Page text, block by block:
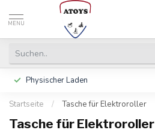
MENU
Physischer Laden
Startseite / Tasche für Elektroroller
Tasche für Elektroroller